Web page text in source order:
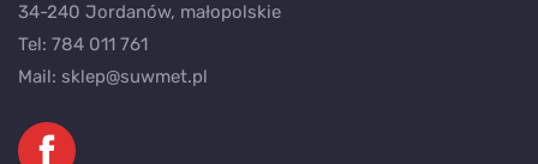
34-240 Jordanów, małopolskie
Tel: 784 011 761
Mail: sklep@suwmet.pl